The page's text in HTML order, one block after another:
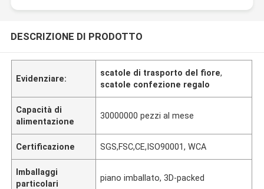
DESCRIZIONE DI PRODOTTO
Evidenziare:
scatole di trasporto del fiore,
scatole confezione regalo
Capacità di
alimentazione
30000000 pezzi al mese
Certificazione SGS,FSC,CE,ISO90001, WCA
Imballaggi
particolari
piano imballato, 3D-packed